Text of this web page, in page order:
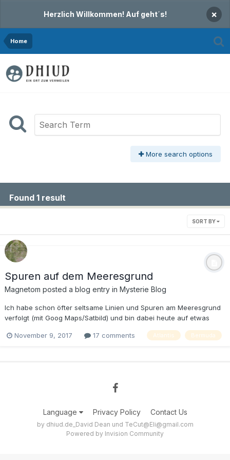
Herzlich Willkommen! Auf geht´s! ×
Home
More search options
Found 1 result
SORT BY
Spuren auf dem Meeresgrund
Magnetom posted a blog entry in Mysterie Blog
Ich habe schon öfter seltsame Linien und Spuren am Meeresgrund
verfolgt (mit Goog Maps/Satbild) und bin dabei heute auf etwas
also etwas, wo man etwas gigantische am Boden entlang gerollt
November 9, 2017 17 comments Atlantis Bermuda
Language Privacy Policy Contact Us
by dhiud.de_David Dean und TeCut@Eli@gmail.com
Powered by Invision Community